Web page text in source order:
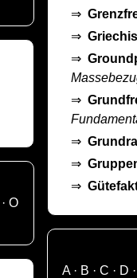
·O
⇒
⇒
⇒
⇒
⇒
⇒
⇒
A· B · C · D ·